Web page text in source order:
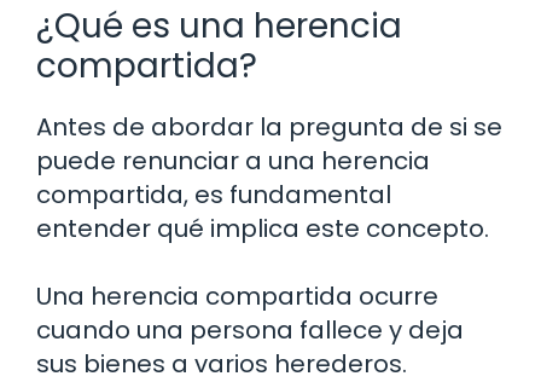
¿Qué es una herencia
compartida?
Antes de abordar la pregunta de si se
puede renunciar a una herencia
compartida, es fundamental
entender qué implica este concepto.
Una herencia compartida ocurre
cuando una persona fallece y deja
sus bienes a varios herederos.